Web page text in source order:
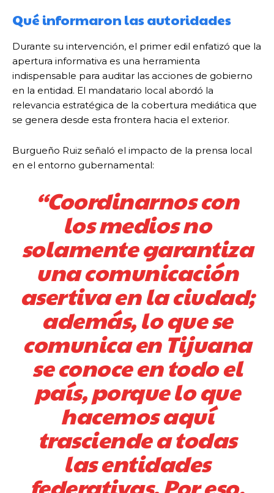
Qué informaron las autoridades
Durante su intervención, el primer edil enfatizó que la
apertura informativa es una herramienta
indispensable para auditar las acciones de gobierno
en la entidad. El mandatario local abordó la
relevancia estratégica de la cobertura mediática que
se genera desde esta frontera hacia el exterior.
Burgueño Ruiz señaló el impacto de la prensa local
en el entorno gubernamental:
“Coordinarnos con
los medios no
solamente garantiza
una comunicación
asertiva en la ciudad;
además, lo que se
comunica en Tijuana
se conoce en todo el
país, porque lo que
hacemos aquí
trasciende a todas
las entidades
federativas. Por eso,